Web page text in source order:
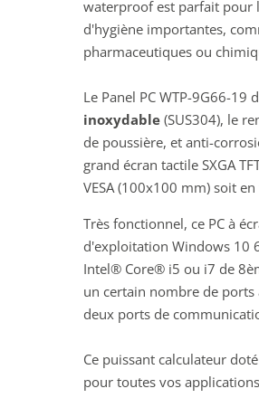
waterproof est parfait pour
d'hygiène importantes,
pharmaceutiques ou
Le Panel PC WTP-9G66-19
inoxydable (SUS304), le
de poussière, et anti-
grand écran tactile SXGA
VESA (100x100 mm) soit
Très fonctionnel, ce PC à
d'exploitation Windows 10
Intel® Core® i5 ou i7 de
un certain nombre de
deux ports de
Ce puissant calculateur
pour toutes vos